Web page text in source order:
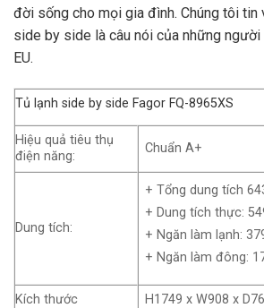
đời sống cho mọi gia đình. Chúng tôi tin
side by side là câu nói của những
EU.
Tủ lạnh side by side Fagor FQ-8965XS
Hiệu quả tiêu thụ
điện năng:
Chuẩn A+
Dung tích:
+ Tổng dung tích
+ Dung tích thực:
+ Ngăn làm lạnh:
+ Ngăn làm đông:
Kích thước
H1749 x W908 x